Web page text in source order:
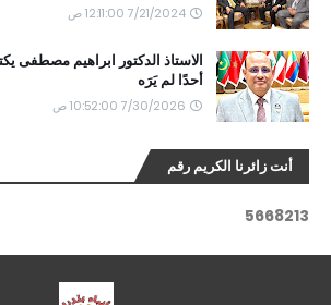
7/21/2024 12:11:00 ص
الاستاذ الدكتور ابراهيم مصطفى
أحدًا لم يَرَه
7/30/2026 10:52:00 ص
أنت زائرنا الكريم رقم
5668213